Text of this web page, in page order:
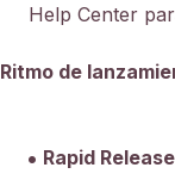
Help Center
Ritmo de
Rapid